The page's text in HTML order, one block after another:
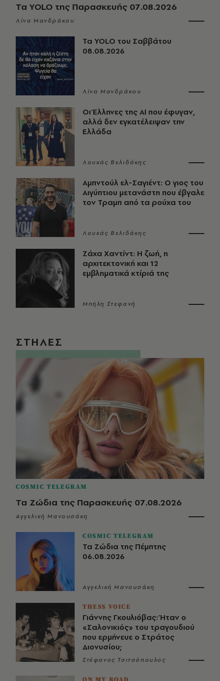
Τα YOLO της Παρασκευής 07.08.2026
Λίνα Μανδράκου
Τα YOLO του Σαββάτου
08.08.2026
Λίνα Μανδράκου
Οι Έλληνες της ΑΙ που έφυγαν,
αλλά δεν εγκατέλειψαν την
Ελλάδα
Λουκάς Βελιδάκης
Αμπντούλ ελ-Σαγιέντ: Ο γιος του
Αιγύπτιου μετανάστη που έβγαλε
τον Τραμπ από τα ρούχα του
Λουκάς Βελιδάκης
Ζάχα Χαντίντ: Η ζωή, η
αρχιτεκτονική και 12
εμβληματικά κτίριά της
Μπήλη Στεφανή
ΣΤΗΛΕΣ
COSMIC TELEGRAM
Τα Ζώδια της Παρασκευής 07.08.2026
Αγγελική Μανουσάκη
COSMIC TELEGRAM
Τα Ζώδια της Πέμπτης
06.08.2026
Αγγελική Μανουσάκη
THESS VOICE
Γιάννης Γκουλιόβας: Ήταν ο
«Σαλονικιός» του τραγουδιού
που ερμήνευε ο Στράτος
Διονυσίου;
Στέφανος Τσιτσόπουλος
ON MY ROAD